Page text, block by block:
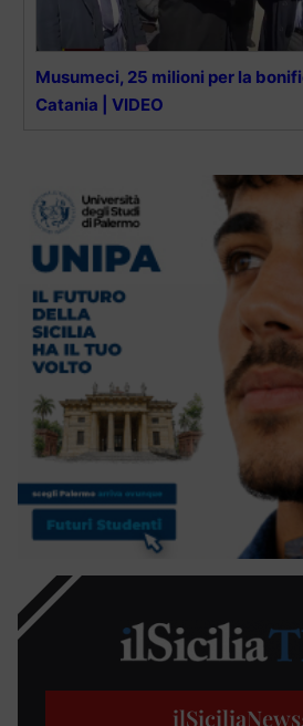
Musumeci, 25 milioni per la
Catania | VIDEO
ilSiciliaNews